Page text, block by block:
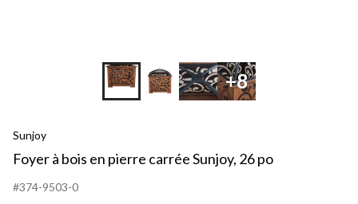
+8
Sunjoy
Foyer à bois en pierre carrée Sunjoy, 26 po
#374-9503-0